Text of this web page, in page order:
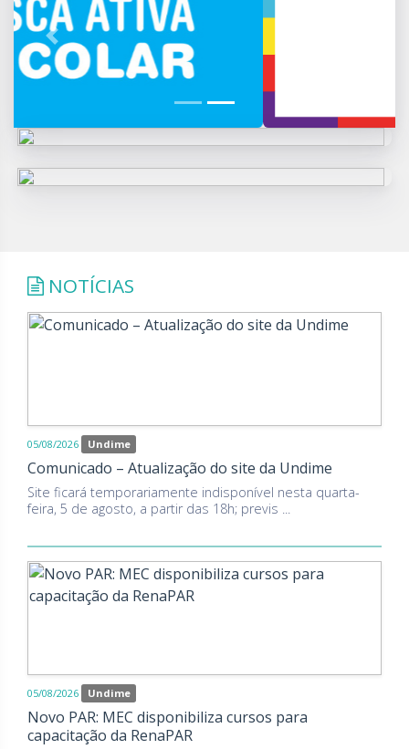
Previous
NOTÍCIAS
05/08/2026 Undime
Comunicado – Atualização do site da Undime
Site ficará temporariamente indisponível nesta quarta-
feira, 5 de agosto, a partir das 18h; previs ...
05/08/2026 Undime
Novo PAR: MEC disponibiliza cursos para
capacitação da RenaPAR